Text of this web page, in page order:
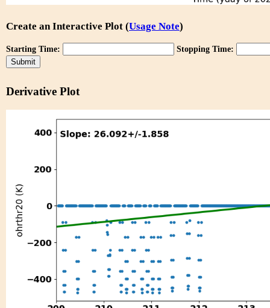
Create an Interactive Plot (Usage Note)
Starting Time: Stopping Time:
Derivative Plot